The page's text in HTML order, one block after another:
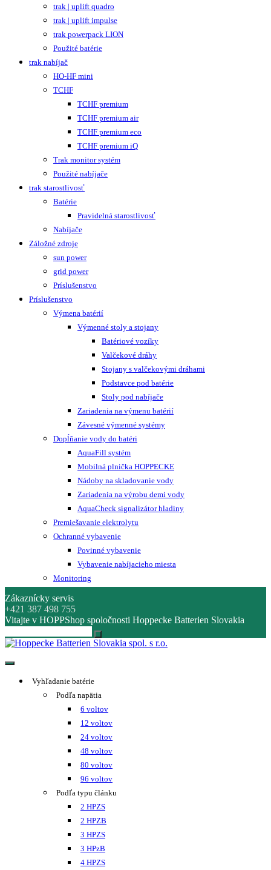
trak | uplift quadro
trak | uplift impulse
trak powerpack LION
Použité batérie
trak nabíjač
HO-HF mini
TCHF
TCHF premium
TCHF premium air
TCHF premium eco
TCHF premium iQ
Trak monitor systém
Použité nabíjače
trak starostlivosť
Batérie
Pravidelná starostlivosť
Nabíjače
Záložné zdroje
sun power
grid power
Príslušenstvo
Príslušenstvo
Výmena batérií
Výmenné stoly a stojany
Batériové vozíky
Valčekové dráhy
Stojany s valčekovými dráhami
Podstavce pod batérie
Stoly pod nabíjače
Zariadenia na výmenu batérií
Závesné výmenné systémy
Dopĺňanie vody do batéri
AquaFill systém
Mobilná plnička HOPPECKE
Nádoby na skladovanie vody
Zariadenia na výrobu demi vody
AquaCheck signalizátor hladiny
Premiešavanie elektrolytu
Ochranné vybavenie
Povinné vybavenie
Vybavenie nabíjacieho miesta
Monitoring
Zákaznícky servis
+421 387 498 755
Vitajte v HOPPShop spoločnosti Hoppecke Batterien Slovakia
Hoppecke Batterien Slovakia spol. s r.o.
Online B2B konfigurátor HOPPECKE
Vyhľadanie batérie
Podľa napätia
6 voltov
12 voltov
24 voltov
48 voltov
80 voltov
96 voltov
Podľa typu článku
2 HPZS
2 HPZB
3 HPZS
3 HPzB
4 HPZS